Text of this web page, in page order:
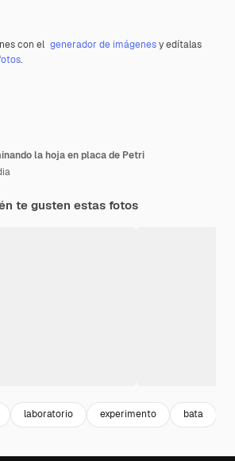
con el generador de imágenesy edítalas
.
la hoja en placa de Petri
te gusten estas fotos
laboratorio experimento bata